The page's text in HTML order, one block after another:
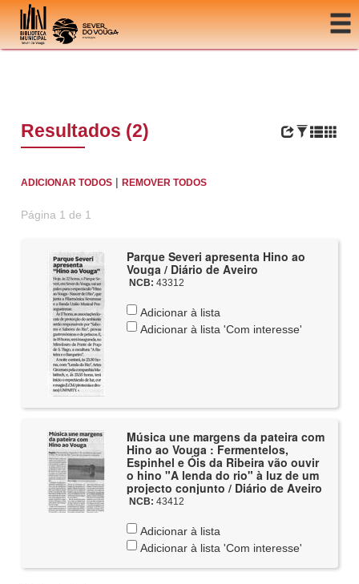
Ir para o conteúdo
Resultados (2)
ADICIONAR TODOS |REMOVER TODOS
Página 1 de 1
Parque Severi apresenta Hino ao
Vouga / Diário de Aveiro
NCB: 43312
Adicionar à lista
Adicionar à lista 'Com interesse'
Música une margens da pateira com
Hino ao Vouga : Fermentelos,
Espinhel e Óis da Ribeira vão ouvir
o hino "A lenda do rio" à luz de um
projecto conjunto / Diário de Aveiro
NCB: 43412
Adicionar à lista
Adicionar à lista 'Com interesse'